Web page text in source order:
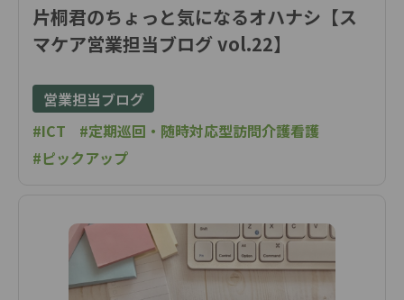
片桐君のちょっと気になるオハナシ【ス
マケア営業担当ブログ vol.22】
営業担当ブログ
#ICT
#定期巡回・随時対応型訪問介護看護
#ピックアップ